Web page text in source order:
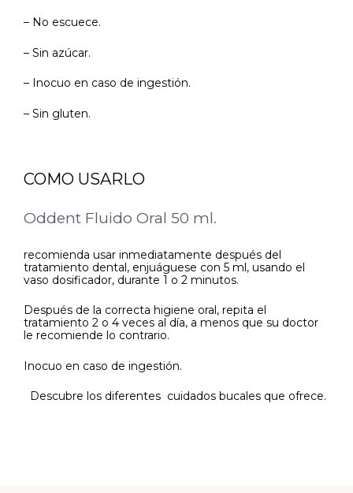
– No escuece.
– Sin azúcar.
– Inocuo en caso de ingestión.
– Sin gluten.
COMO USARLO
Oddent Fluido Oral 50 ml.
recomienda usar inmediatamente después del
tratamiento dental, enjuáguese con 5 ml, usando el
vaso dosificador, durante 1 o 2 minutos.
Después de la correcta higiene oral, repita el
tratamiento 2 o 4 veces al día, a menos que su doctor
le recomiende lo contrario.
Inocuo en caso de ingestión.
Descubre los diferentes cuidados bucales que ofrece.